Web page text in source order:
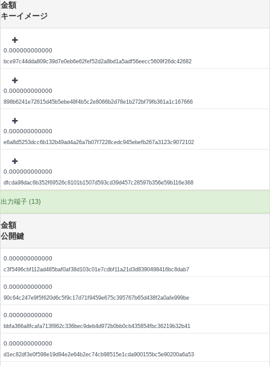
金額
キーイメージ
0.000000000000
bce97c44dda809c39d7e0eb6e62fef52d2a8bd1a5adf56eecc5609f26dc42682
0.000000000000
898b6241e72615d45b5ebe48f4b5c2e8066b2d78e1b272bf79fb361a1c167666
0.000000000000
e6a8d5253dcc6b132b49ad4a26a7b07f7228cedc945ebefb267a3123c9072102
0.000000000000
dfcda98dac6b352f69526c8101b1507d593cd39d457c28597b356e59b116e368
出力端子 (13)
金額
公開鍵
0.000000000000
c3f5496cbf112ad485baf0af38d103c01e7cdbf11a21d3d8390498416bc8dab7
0.000000000000
90c64c247e9f5f620d6c5f9c17d71f9459e675c395767b65d438f2a0afe999be
0.000000000000
bbfa366a8fcafa713f862c336bec9deb4d972b0bb0cb435854fbc36219b32b41
0.000000000000
d1ec82df3e0f598e19d94e2e64b2ec74cb98515e1cda900155bc5e90200a6a53